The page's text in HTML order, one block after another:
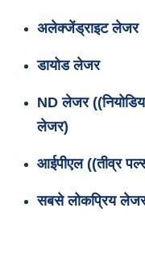
अलेक्जेंड्राइट लेजर
डायोड लेजर
ND लेजर
लेजर)
आईपीएल ((तीव्र
सबसे लोकप्रिय